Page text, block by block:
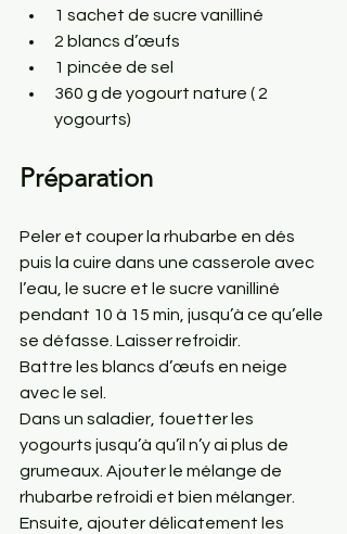
1 sachet de sucre vanilliné
2 blancs d’œufs
1 pincée de sel
360 g de yogourt nature ( 2
yogourts)
Préparation
Peler et couper la rhubarbe en dés
puis la cuire dans une casserole avec
l’eau, le sucre et le sucre vanilliné
pendant 10 à 15 min, jusqu’à ce qu’elle
se défasse. Laisser refroidir.
Battre les blancs d’œufs en neige
avec le sel.
Dans un saladier, fouetter les
yogourts jusqu’à qu’il n’y ai plus de
grumeaux. Ajouter le mélange de
rhubarbe refroidi et bien mélanger.
Ensuite, ajouter délicatement les